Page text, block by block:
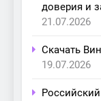
доверия и
21.07.2026
Скачать
19.07.2026